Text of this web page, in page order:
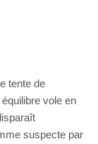
tente de
vole en
suspecte par